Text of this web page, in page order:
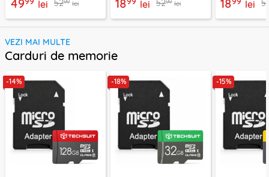
cablu Techsuit THC2
49 lei 52 lei 18 lei 52 lei 18 lei
VEZI MAI MULTE
Carduri de memorie
-14% -18% -15%